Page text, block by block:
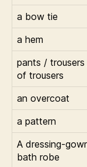
a bow tie
a hem
pants /
of trousers
an overcoat
a pattern
A dressing-
bath robe